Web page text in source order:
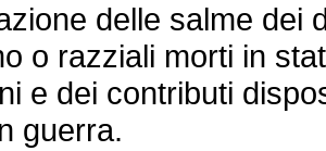
delle salme dei
o razziali morti in
e dei contributi
guerra.